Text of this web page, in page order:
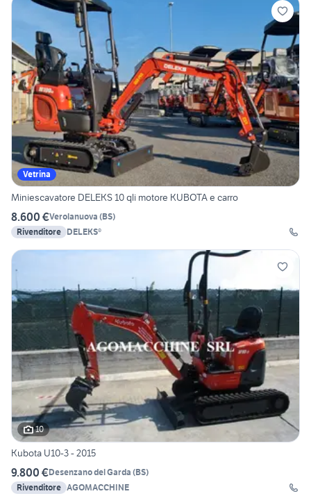
Vetrina
Miniescavatore DELEKS 10 qli motore KUBOTA e carro
8.600 €Verolanuova (BS)
Rivenditore DELEKS®
10
Kubota U10-3 - 2015
9.800 €Desenzano del Garda (BS)
Rivenditore AGOMACCHINE